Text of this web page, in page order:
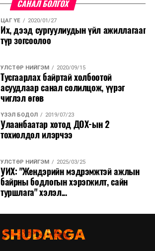
САНАЛ БОЛГОХ
ЦАГ ҮЕ 2020/01/27
Их, дээд сургуулиудын үйл ажиллагааг
түр зогсоолоо
УЛСТӨР НИЙГЭМ 2020/09/15
Тусгаарлах байртай холбоотой
асуудлаар санал солилцож, үүрэг
чиглэл өгөв
ҮЗЭЛ БОДОЛ 2019/07/23
Улаанбаатар хотод ДОХ-ын 2
тохиолдол илэрчээ
УЛСТӨР НИЙГЭМ 2025/03/25
УИХ: "Жендэрийн мэдрэмжтэй ажлын
байрны бодлогын хэрэгжилт, сайн
туршлага" хэлэл...